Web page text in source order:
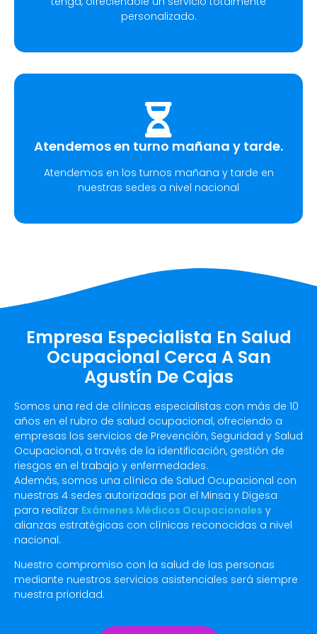
personalizado.
Atendemos en turno mañana y tarde.
Atendemos en los turnos mañana y tarde en
nuestras sedes a nivel nacional
Empresa Especialista En Salud
Ocupacional Cerca A San
Agustín De Cajas
Somos una red de clínicas especialistas con más de 10
años en el rubro de salud ocupacional, ofreciendo a
empresas los servicios de Prevención, Seguridad y Salud
Ocupacional, a través de la identificación, gestión de
riesgos en el trabajo y enfermedades.
Además, somos una clínica de Salud Ocupacional con
nuestras 4 sedes autorizadas por el Minsa y Digesa
para realizar Exámenes Médicos Ocupacionales y
alianzas estratégicas con clínicas reconocidas a nivel
nacional.
Nuestro compromiso con la salud de las personas
mediante nuestros servicios asistenciales será siempre
nuestra prioridad.